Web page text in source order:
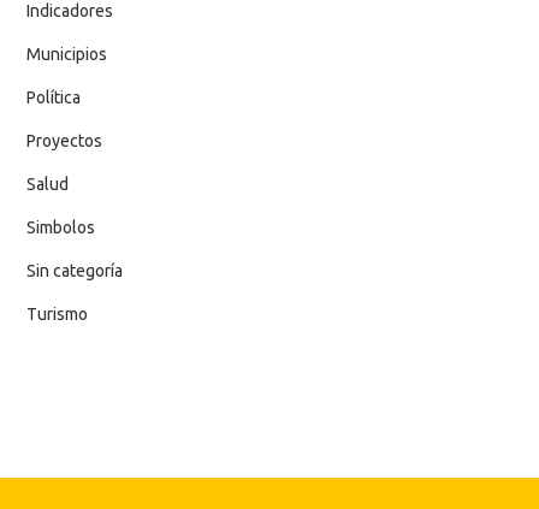
Indicadores
Municipios
Política
Proyectos
Salud
Simbolos
Sin categoría
Turismo